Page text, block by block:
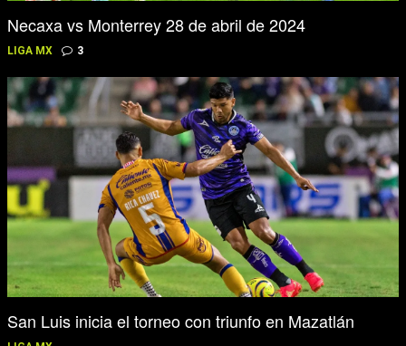
Necaxa vs Monterrey 28 de abril de 2024
LIGA MX 3
San Luis inicia el torneo con triunfo en Mazatlán